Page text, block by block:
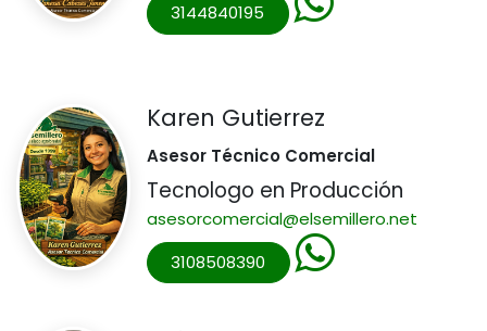
3144840195
Karen Gutierrez
Asesor Técnico Comercial
Tecnologo en Producción
asesorcomercial@elsemillero.net
3108508390